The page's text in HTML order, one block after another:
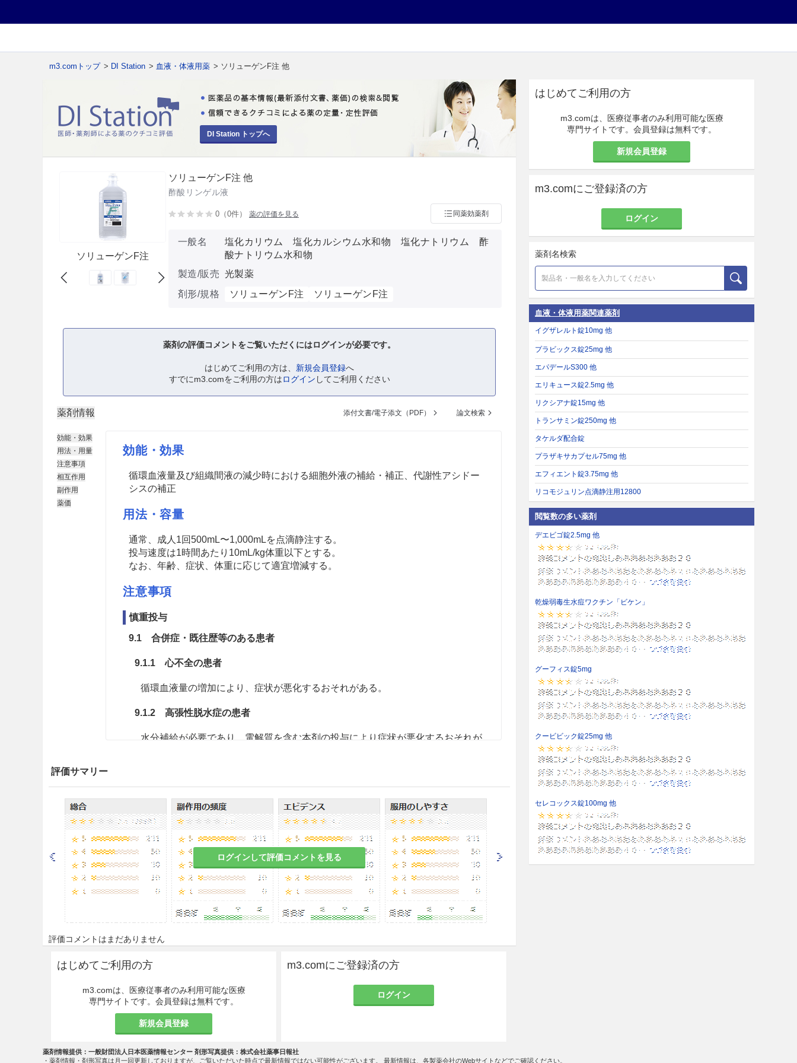
m3.comトップ > DI Station > 血液・体液用薬 > ソリューゲンF注 他
DI Station トップへ
ソリューゲンF注
ソリューゲンF注 他
酢酸リンゲル液
0（0件） 薬の評価を見る 同薬効薬剤
一般名
塩化カリウム 塩化カルシウム水和物 塩化ナトリウム 酢
酸ナトリウム水和物
製造/販売 光製薬
剤形/規格
ソリューゲンF注 ソリューゲンF注
薬剤の評価コメントをご覧いただくにはログインが必要です。
はじめてご利用の方は、 新規会員登録へ
すでにm3.comをご利用の方はログイン してご利用ください
薬剤情報 添付文書/電子添文（PDF） 論文検索
効能・効果
用法・用量
注意事項
相互作用
副作用
薬価
効能・効果
循環血液量及び組織間液の減少時における細胞外液の補給・補正、代謝性アシドー
シスの補正
用法・容量
通常、成人1回500mL〜1,000mLを点滴静注する。
投与速度は1時間あたり10mL/kg体重以下とする。
なお、年齢、症状、体重に応じて適宜増減する。
注意事項
慎重投与
9.1 合併症・既往歴等のある患者
9.1.1 心不全の患者
循環血液量の増加により、症状が悪化するおそれがある。
9.1.2 高張性脱水症の患者
水分補給が必要であり、電解質を含む本剤の投与により症状が悪化するおそれが
水分、電解質等の排泄が障害されているため、症状が悪化するおそれがある。
9.2 腎機能障害患者
水分、電解質の過剰投与に陥りやすく、症状が悪化するおそれがある。
9.5 妊婦
妊婦又は妊娠している可能性のある女性には、治療上の有益性が危険性を上回る
と判断される場合にのみ投与すること。
9.6 授乳婦
治療上の有益性及び母乳栄養の有益性を考慮し、授乳の継続又は中止を検討する
9.7 小児等
低出生体重児、新生児を対象とした有効性及び安全性を指標とした臨床試験は実
評価サマリー
ログインして評価コメントを見る
評価コメントはまだありません
はじめてご利用の方
m3.comは、医療従事者のみ利用可能な医療
専門サイトです。会員登録は無料です。
新規会員登録
m3.comにご登録済の方
ログイン
はじめてご利用の方
m3.comは、医療従事者のみ利用可能な医療
専門サイトです。会員登録は無料です。
新規会員登録
m3.comにご登録済の方
ログイン
薬剤名検索
血液・体液用薬関連薬剤
イグザレルト錠10mg 他
プラビックス錠25mg 他
エパデールS300 他
エリキュース錠2.5mg 他
リクシアナ錠15mg 他
トランサミン錠250mg 他
タケルダ配合錠
プラザキサカプセル75mg 他
エフィエント錠3.75mg 他
リコモジュリン点滴静注用12800
閲覧数の多い薬剤
デエビゴ錠2.5mg 他
乾燥弱毒生水痘ワクチン「ビケン」
グーフィス錠5mg
クービビック錠25mg 他
セレコックス錠100mg 他
薬剤情報提供：一般財団法人日本医薬情報センター 剤形写真提供：株式会社薬事日報社
・薬剤情報・剤形写真は月一回更新しておりますが、ご覧いただいた時点で最新情報ではない可能性がございます。 最新情報は、各製薬会社のWebサイトなどでご確認ください。